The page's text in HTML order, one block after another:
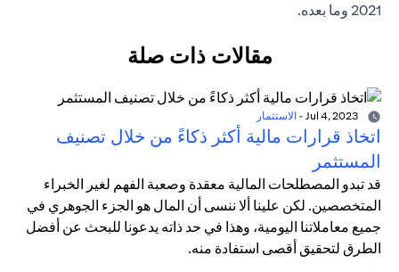
2021 وما بعده.
مقالات ذات صلة
- الاستثمار
اتخاذ قرارات مالية أكثر ذكاءً من خلال تصنيف
المستثمر
قد تبدو المصطلحات المالية معقدة وصعبة الفهم لغير الخبراء
المتخصصين. لكن علينا ألا ننسى أن المال هو الجزء الجوهري في
جميع معاملاتنا اليومية، وهذا في حد ذاته يدعونا للبحث عن أفضل
الطرق لتحقيق أقصى استفادة منه.